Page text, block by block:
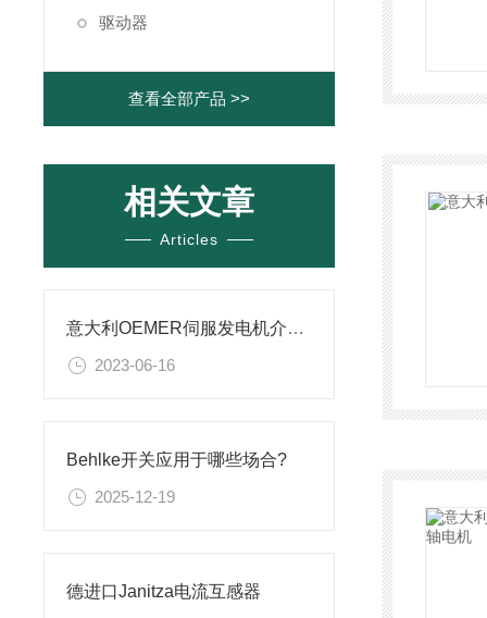
驱动器
查看全部产品 >>
相关文章
Articles
意大利OEMER伺服发电机介绍？
2023-06-16
Behlke开关应用于哪些场合?
2025-12-19
德进口Janitza电流互感器